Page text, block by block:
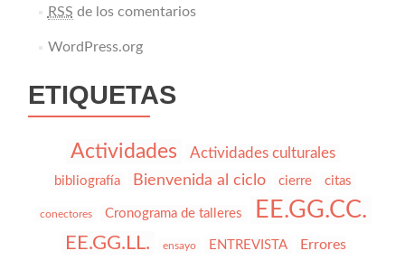
RSS de los comentarios
WordPress.org
ETIQUETAS
Actividades Actividades culturales
bibliografía Bienvenida al ciclo cierre citas
conectores Cronograma de talleres EE.GG.CC.
EE.GG.LL. ensayo ENTREVISTA
Errores